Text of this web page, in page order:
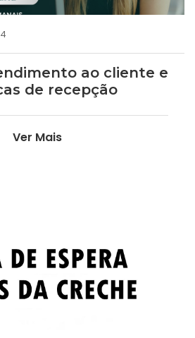
ao cliente e
de recepção
Ver Mais